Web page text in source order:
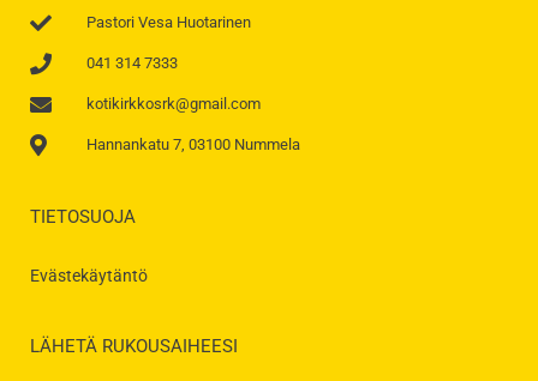
Pastori Vesa Huotarinen
041 314 7333
kotikirkkosrk@gmail.com
Hannankatu 7, 03100 Nummela
TIETOSUOJA
Evästekäytäntö
LÄHETÄ RUKOUSAIHEESI